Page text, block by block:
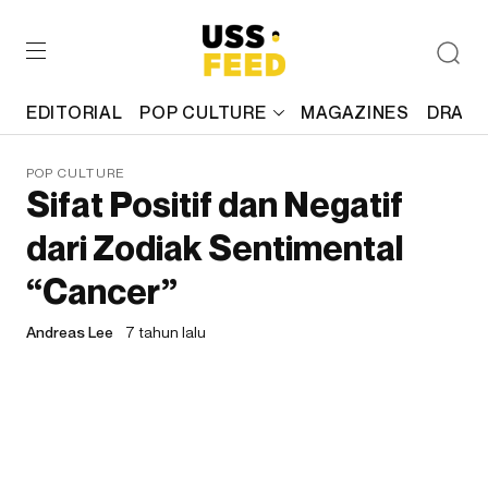
EDITORIAL POP CULTURE MAGAZINES
POP CULTURE
Sifat Positif dan Negatif
dari Zodiak Sentimental
“Cancer”
Andreas Lee 7 tahun lalu